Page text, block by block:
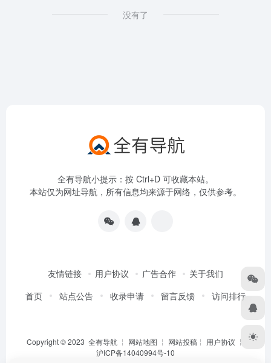
没有了
全有导航小提示：按 Ctrl+D 可收藏本站。
本站仅为网址导航，所有信息均来源于网络，仅供参考。
友情链接 用户协议 广告合作
关于我们
首页
站点公告 收录申请 留言反馈 访问排行
Copyright © 2023 全有导航 ╎ 网站地图 ╎ 网站投稿 ╎ 用户协议 ╎
沪ICP备14040994号-10